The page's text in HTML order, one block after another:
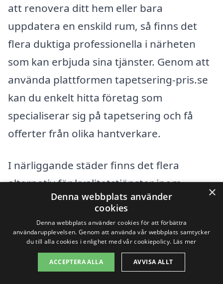
att renovera ditt hem eller bara
uppdatera en enskild rum, så finns det
flera duktiga professionella i närheten
som kan erbjuda sina tjänster. Genom att
använda plattformen tapetsering-pris.se
kan du enkelt hitta företag som
specialiserar sig på tapetsering och få
offerter från olika hantverkare.
I närliggande städer finns det flera
alternativ för kvalitetstjänster inom
tapetsering. Här är några städer där du
kan hitta professionella tapetserare:
Karlskrona
Ronneby
×
Denna webbplats använder
cookies
Denna webbplats använder cookies för att förbättra
användarupplevelsen. Genom att använda vår webbplats samtycker
du till alla cookies i enlighet med vår cookiepolicy. Läs mer
ACCEPTERA ALLA AVVISA ALLT